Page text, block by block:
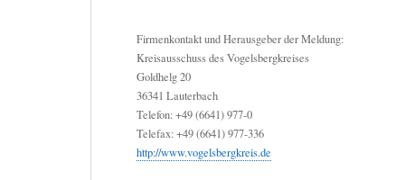
Firmenkontakt und Herausgeber der Meldung:
Kreisausschuss des Vogelsbergkreises
Goldhelg 20
36341 Lauterbach
Telefon: +49 (6641) 977-0
Telefax: +49 (6641) 977-336
http://www.vogelsbergkreis.de